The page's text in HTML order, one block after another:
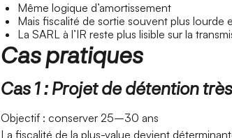
Même logique d’amortissement
Mais fiscalité de sortie souvent plus lourde
La SARL à l’IR reste plus lisible sur la
Cas pratiques
Cas 1 : Projet de détention
Objectif : conserver 25–30 ans
La fiscalité de la plus-value devient